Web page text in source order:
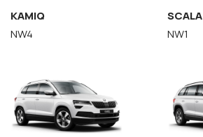
KAMIQ
NW4
SCALA
NW1